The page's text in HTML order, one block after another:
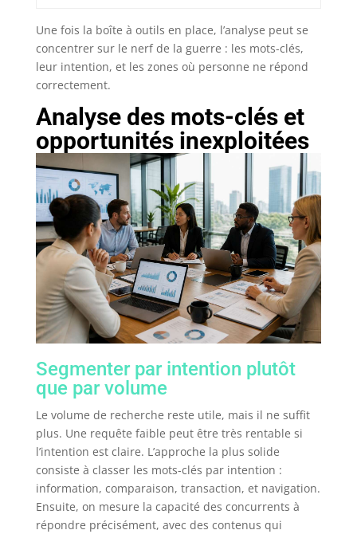
Une fois la boîte à outils en place, l’analyse peut se
concentrer sur le nerf de la guerre : les mots-clés,
leur intention, et les zones où personne ne répond
correctement.
Analyse des mots-clés et
opportunités inexploitées
Segmenter par intention plutôt
que par volume
Le volume de recherche reste utile, mais il ne suffit
plus. Une requête faible peut être très rentable si
l’intention est claire. L’approche la plus solide
consiste à classer les mots-clés par intention :
information, comparaison, transaction, et navigation.
Ensuite, on mesure la capacité des concurrents à
répondre précisément, avec des contenus qui